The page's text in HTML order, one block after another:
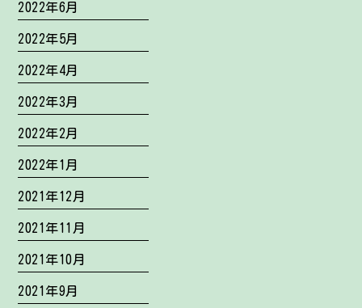
2022年6月
2022年5月
2022年4月
2022年3月
2022年2月
2022年1月
2021年12月
2021年11月
2021年10月
2021年9月